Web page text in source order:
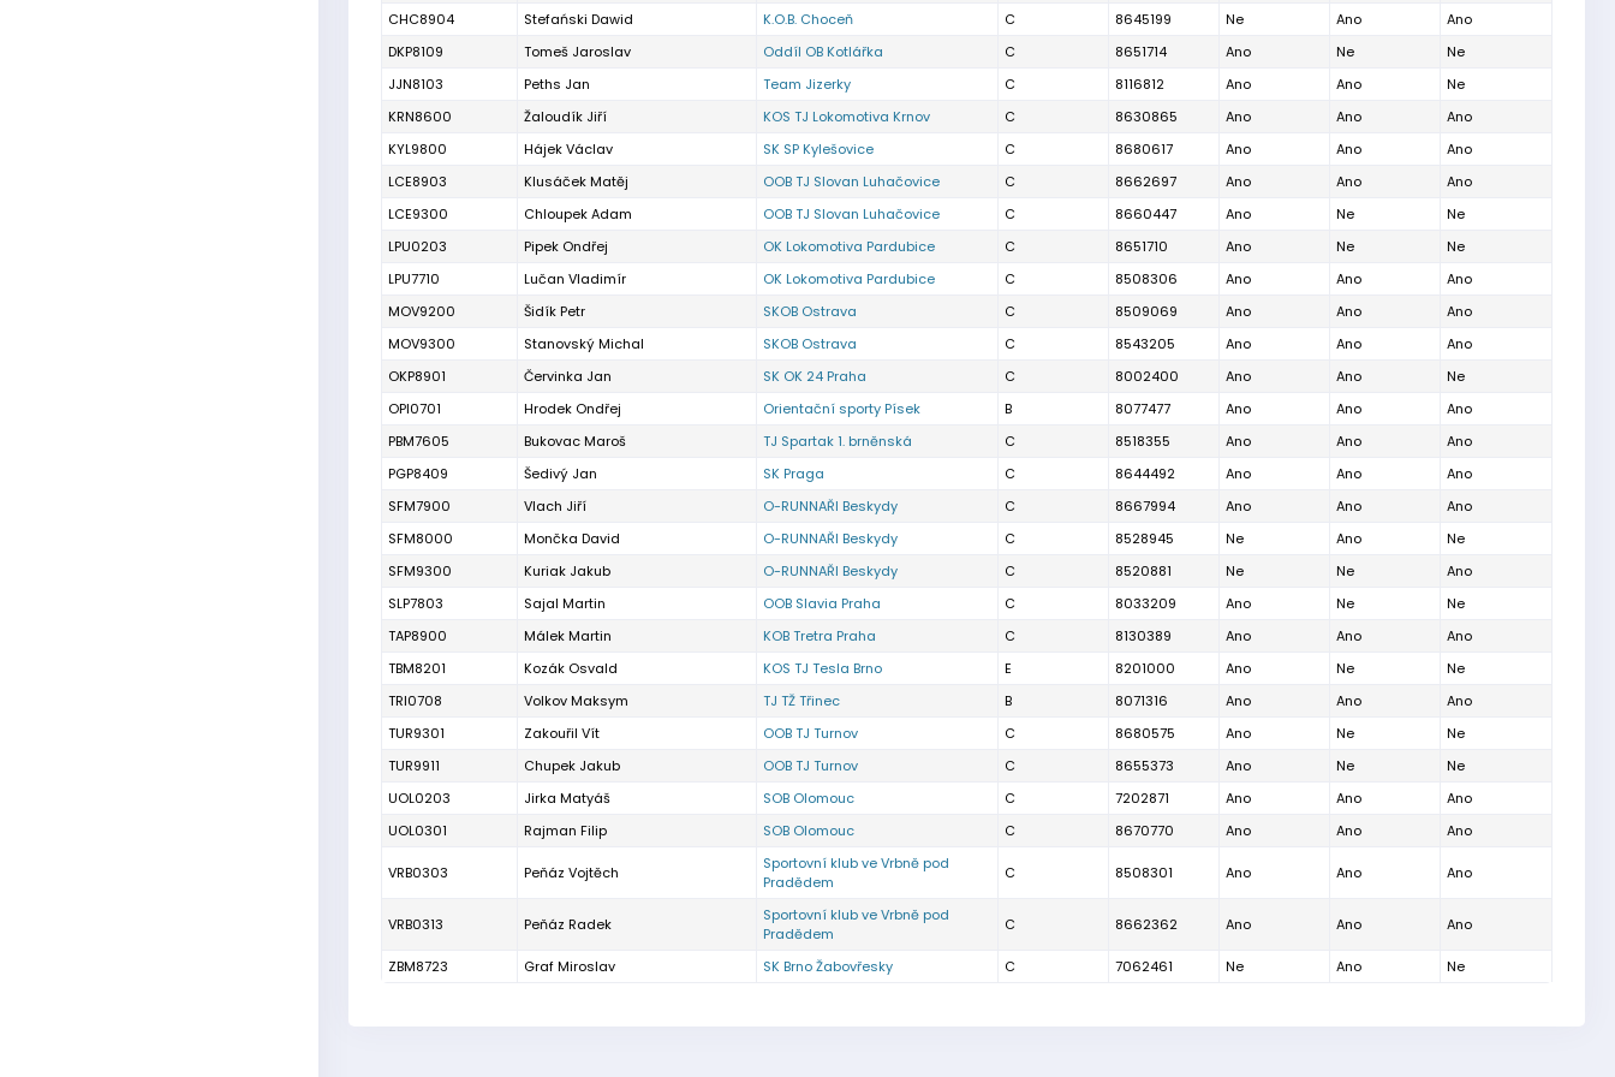
CHC8904 Stefański Dawid K.O.B. Choceň C 8645199 Ne Ano
Ano
DKP8109
Tomeš Jaroslav Oddíl OB Kotlářka C 8651714 Ano Ne
Ne
JJN8103
Peths Jan Team Jizerky C 8116812 Ano Ano
Ne
KRN8600
Žaloudík Jiří KOS TJ Lokomotiva Krnov C 8630865 Ano Ano
Ano
KYL9800
Hájek Václav SK SP Kylešovice C 8680617 Ano Ano
Ano
LCE8903
Klusáček Matěj OOB TJ Slovan Luhačovice C 8662697 Ano Ano
Ano
LCE9300
Chloupek Adam OOB TJ Slovan Luhačovice C 8660447 Ano Ne
Ne
LPU0203
Pipek Ondřej OK Lokomotiva Pardubice C 8651710 Ano Ne
Ne
LPU7710
Lučan Vladimír OK Lokomotiva Pardubice C 8508306 Ano Ano
Ano
MOV9200
Šidík Petr SKOB Ostrava C 8509069 Ano Ano
Ano
MOV9300
Stanovský Michal SKOB Ostrava C 8543205 Ano Ano
Ano
OKP8901
Červinka Jan SK OK 24 Praha C 8002400 Ano Ano
Ne
OPI0701
Hrodek Ondřej Orientační sporty Písek B 8077477 Ano Ano
Ano
PBM7605
Bukovac Maroš TJ Spartak 1. brněnská C 8518355 Ano Ano
Ano
PGP8409
Šedivý Jan SK Praga C 8644492 Ano Ano
Ano
SFM7900
Vlach Jiří O-RUNNAŘI Beskydy C 8667994 Ano Ano
Ano
SFM8000
Mončka David O-RUNNAŘI Beskydy C 8528945 Ne Ano
Ne
SFM9300
Kuriak Jakub O-RUNNAŘI Beskydy C 8520881 Ne Ne
Ano
SLP7803
Sajal Martin OOB Slavia Praha C 8033209 Ano Ne
Ne
TAP8900
Málek Martin KOB Tretra Praha C 8130389 Ano Ano
Ano
TBM8201
Kozák Osvald KOS TJ Tesla Brno E 8201000 Ano Ne
Ne
TRI0708
Volkov Maksym TJ TŽ Třinec B 8071316 Ano Ano
Ano
TUR9301
Zakouřil Vít OOB TJ Turnov C 8680575 Ano Ne
Ne
TUR9911
Chupek Jakub OOB TJ Turnov C 8655373 Ano Ne
Ne
UOL0203
Jirka Matyáš SOB Olomouc C 7202871 Ano Ano
Ano
UOL0301
Rajman Filip SOB Olomouc C 8670770 Ano Ano Ano
VRB0303 Peňáz Vojtěch
Sportovní klub ve Vrbně pod
Pradědem
C 8508301 Ano Ano Ano
VRB0313 Peňáz Radek
Sportovní klub ve Vrbně pod
Pradědem
C 8662362 Ano Ano Ano
ZBM8723 Graf Miroslav SK Brno Žabovřesky C 7062461 Ne Ano Ne